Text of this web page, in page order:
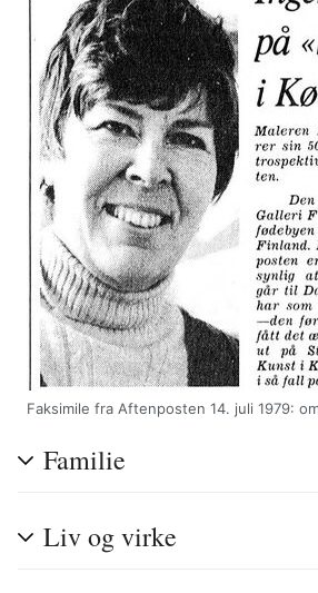
Faksimile fra Aftenposten 14. juli 1979:
Familie
Liv og virke